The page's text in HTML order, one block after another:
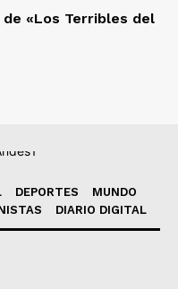
«Los Terribles del
DEPORTES
MUNDO
DIARIO DIGITAL